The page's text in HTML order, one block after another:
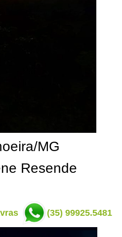
MG
Resende
(35) 99925.5481